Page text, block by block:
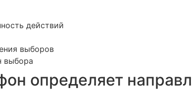
действий
выборов
выбора
определяет